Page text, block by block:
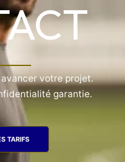
votre projet.
garantie.
TARIFS